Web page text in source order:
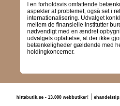
I en forholdsvis omfattende
aspekter af problemet, også set i
internationalisering. Udvalget
mellem de finansielle institutter
nødvendigt med en ændret
udvalgets opfattelse, at der ikke
betænkeligheder gældende med
holdingkoncerner.
hittabutik.se - 13.000 webbutiker!|